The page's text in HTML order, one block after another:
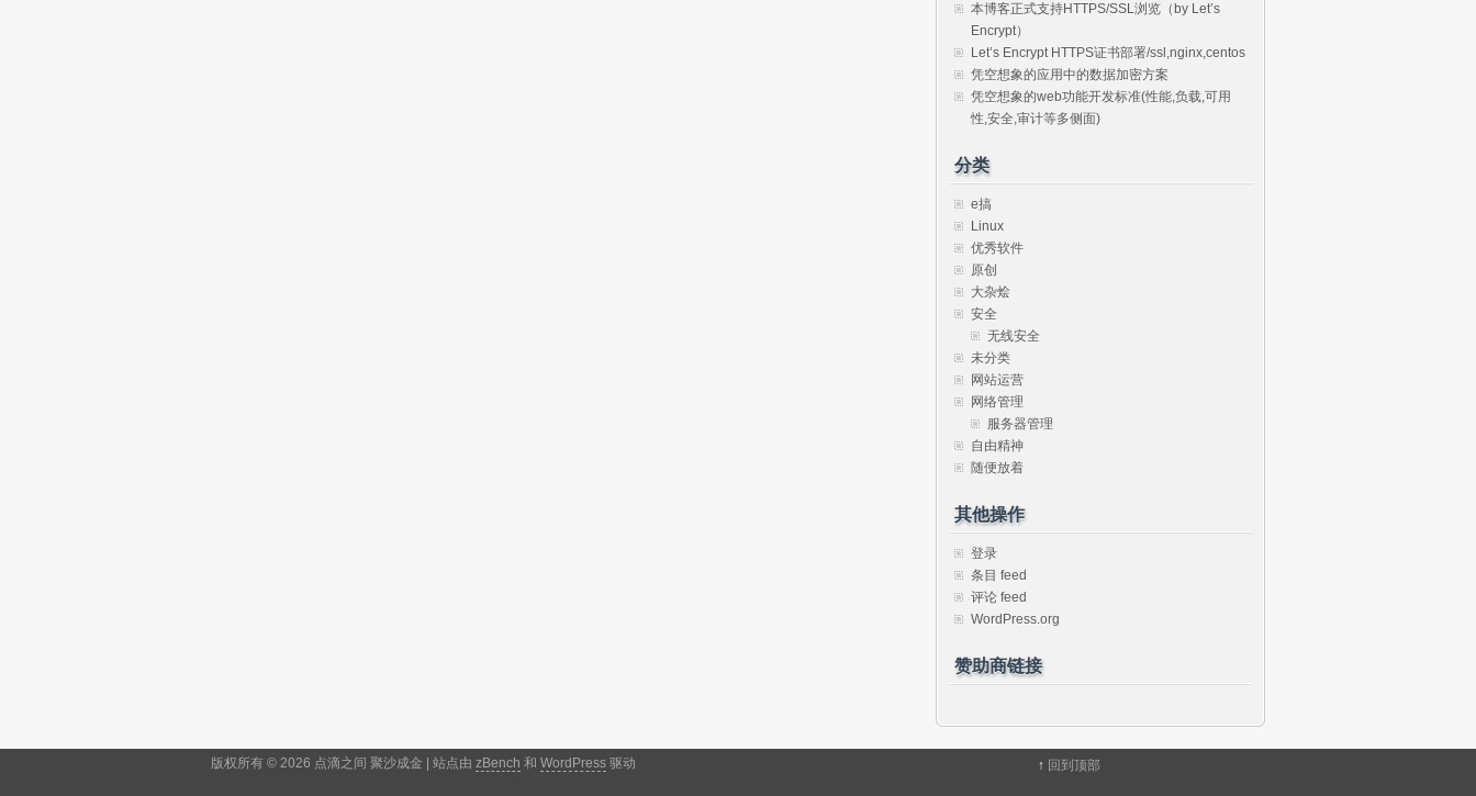
本博客正式支持HTTPS/SSL浏览（by Let’s
Encrypt）
Let’s Encrypt HTTPS证书部署/ssl,nginx,centos
凭空想象的应用中的数据加密方案
凭空想象的web功能开发标准(性能,负载,可用
性,安全,审计等多侧面)
分类
e搞
Linux
优秀软件
原创
大杂烩
安全
无线安全
未分类
网站运营
网络管理
服务器管理
自由精神
随便放着
其他操作
登录
条目 feed
评论 feed
WordPress.org
赞助商链接
版权所有 © 2026 点滴之间 聚沙成金 | 站点由 zBench 和 WordPress 驱动 ↑ 回到顶部